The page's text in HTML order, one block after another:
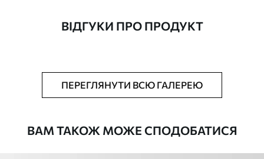
Додатково Можна додати лакове покриття.
грн
ВІДГУКИ ПРО ПРОДУКТ
ПЕРЕГЛЯНУТИ ВСЮ ГАЛЕРЕЮ
ВАМ ТАКОЖ МОЖЕ СПОДОБАТИСЯ